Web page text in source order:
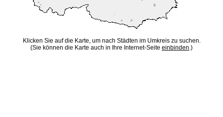
Klicken Sie auf die Karte, um nach Städten im Umkreis zu suchen.
(Sie können die Karte auch in Ihre Internet-Seite einbinden.)